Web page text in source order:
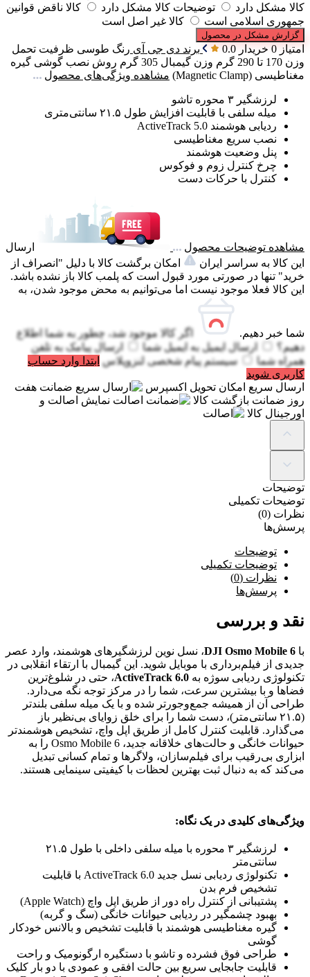
کالا مشکل دارد
توضیحات کالا مشکل دارد
کالا ناقض قوانین
جمهوری اسلامی است
کالا غیر اصل است
گزارش مشکل در محصول
امتیاز 0 خریدار 0.0 برند دی جی آی رنگ طوسی ظرفیت تحمل
وزن 170 تا 290 گرم وزن گیمبال 305 گرم روش نصب گوشی گیره
مغناطیسی (Magnetic Clamp)
مشاهده ویژگی‌های محصول
لرزشگیر ۳ محوره تاشو
میله سلفی با قابلیت افزایش طول ۲۱.۵ سانتی‌متری
ردیابی هوشمند ActiveTrack 5.0
نصب سریع مغناطیسی
پنل وضعیت هوشمند
چرخ کنترل زوم و فوکوس
کنترل با حرکات دست
مشاهده توضیحات محصول
ارسال
این کالا به سراسر ایران
امکان برگشت کالا با دلیل "انصراف از
خرید" تنها در صورتی مورد قبول است که پلمب کالا باز نشده باشد.
این کالا فعلا موجود نیست اما می‌توانیم به محض موجود شدن، به
شما خبر دهیم.
اگر کالا موجود شد، چطور به شما اطلاع
دهیم؟
ارسال ایمیل به ایمیل شما ارسال پیامک به تلفن
همراه شما
سیستم پیام شخصی لنزوپلاس ابتدا وارد حساب
کاربری شوید
ارسال سریع امکان تحویل اکسپرس ضمانت هفت
روز ضمانت بازگشت کالا
اصالت نمایش اصالت و
اورجینال کالا
توضیحات
توضیحات تکمیلی
نظرات (0)
پرسش‌ها
توضیحات
توضیحات تکمیلی
نظرات (0)
پرسش‌ها
نقد و بررسی
با DJI Osmo Mobile 6، نسل نوین لرزشگیرهای هوشمند، وارد عصر
جدیدی از فیلم‌برداری با موبایل شوید. این گیمبال با ارتقاء انقلابی در
تکنولوژی ردیابی سوژه به ActiveTrack 6.0، حتی در شلوغ‌ترین
فضاها و با بیشترین سرعت، شما را در مرکز توجه نگه می‌دارد.
طراحی آن از همیشه جمع‌وجورتر شده و با یک میله سلفی بلندتر
(۲۱.۵ سانتی‌متر)، دست شما را برای خلق زوایای بی‌نظیر باز
می‌گذارد. قابلیت کنترل کامل از طریق اپل واچ، تشخیص هوشمندتر
حیوانات خانگی و حالت‌های خلاقانه جدید، Osmo Mobile 6 را به
ابزاری بی‌رقیب برای فیلم‌سازان، ولاگرها و تمام کسانی تبدیل
می‌کند که به دنبال ثبت بهترین لحظات با کیفیتی سینمایی هستند.
ویژگی‌های کلیدی در یک نگاه:
لرزشگیر ۳ محوره با میله سلفی داخلی با طول ۲۱.۵
سانتی‌متر
تکنولوژی ردیابی نسل جدید ActiveTrack 6.0 با قابلیت
تشخیص فرم بدن
پشتیبانی از کنترل راه دور از طریق اپل واچ (Apple Watch)
بهبود چشمگیر در ردیابی حیوانات خانگی (سگ و گربه)
گیره مغناطیسی هوشمند با قابلیت تشخیص و بالانس خودکار
گوشی
طراحی فوق فشرده و تاشو با دستگیره ارگونومیک و راحت
قابلیت جابجایی سریع بین حالت افقی و عمودی با دو بار کلیک